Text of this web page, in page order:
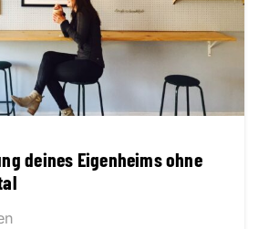
deines Eigenheims ohne